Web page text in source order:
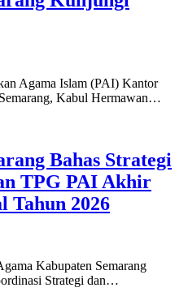
Agama Islam (PAI) Kantor
Kabul Hermawan…
Bahas Strategi
TPG PAI Akhir
Tahun 2026
Kabupaten Semarang
Strategi dan…